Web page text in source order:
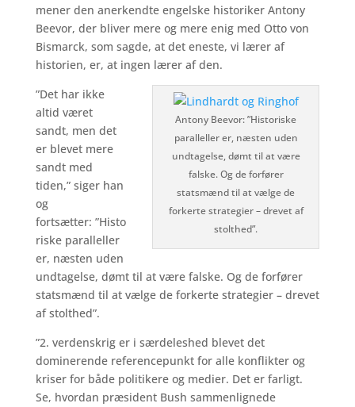
mener den anerkendte engelske historiker Antony
Beevor, der bliver mere og mere enig med Otto von
Bismarck, som sagde, at det eneste, vi lærer af
historien, er, at ingen lærer af den.
Antony Beevor: ”Historiske
paralleller er, næsten uden
undtagelse, dømt til at være
falske. Og de forfører
statsmænd til at vælge de
forkerte strategier – drevet af
stolthed”.
”Det har ikke
altid været
sandt, men det
er blevet mere
sandt med
tiden,” siger han
og
fortsætter: ”Histo
riske paralleller
er, næsten uden
undtagelse, dømt til at være falske. Og de forfører
statsmænd til at vælge de forkerte strategier – drevet
af stolthed”.
”2. verdenskrig er i særdeleshed blevet det
dominerende referencepunkt for alle konflikter og
kriser for både politikere og medier. Det er farligt.
Se, hvordan præsident Bush sammenlignede